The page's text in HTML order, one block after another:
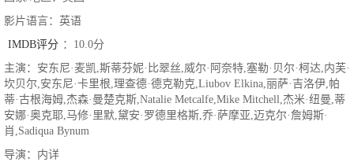
影片语言：英语
IMDB评分 ：10.0分
主演：安东尼·麦凯,斯蒂芬妮·比翠丝,威尔·阿奈特,塞勒·贝尔·柯达,内芙·
坎贝尔,安东尼·卡里根,理查德·德克勒克,Liubov Elkina,丽萨·吉洛伊,帕
蒂·古根海姆,杰森·曼楚克斯,Natalie Metcalfe,Mike Mitchell,杰米·纽曼,蒂
安娜·奥克耶,马修·里默,黛安·罗德里格斯,乔·萨摩亚,迈克尔·詹姆斯·
肖,Sadiqua Bynum
导演：内详